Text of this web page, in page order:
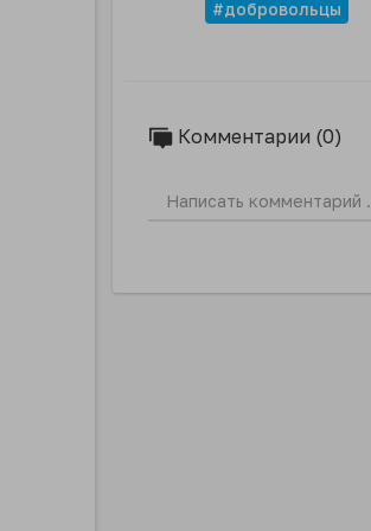
#добровольцы
Комментарии (0)